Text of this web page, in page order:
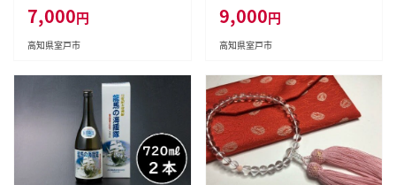
7,000円
高知県室戸市
9,000円
高知県室戸市